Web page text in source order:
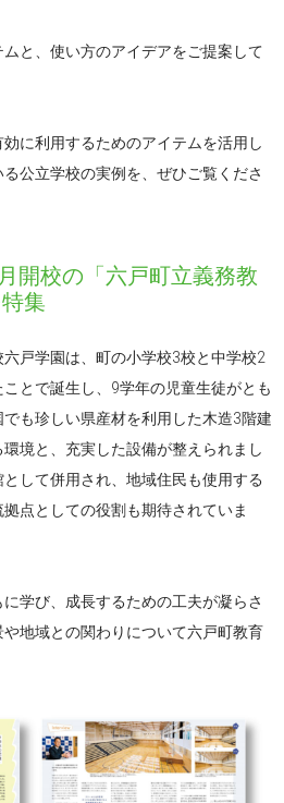
と、使い方のアイデアをご提案して
に利用するためのアイテムを活用し
公立学校の実例を、ぜひご覧くださ
開校の「六戸町立義務教
集
戸学園は、町の小学校3校と中学校2
とで誕生し、9学年の児童生徒がとも
も珍しい県産材を利用した木造3階建
境と、充実した設備が整えられまし
して併用され、地域住民も使用する
点としての役割も期待されていま
学び、成長するための工夫が凝らさ
地域との関わりについて六戸町教育